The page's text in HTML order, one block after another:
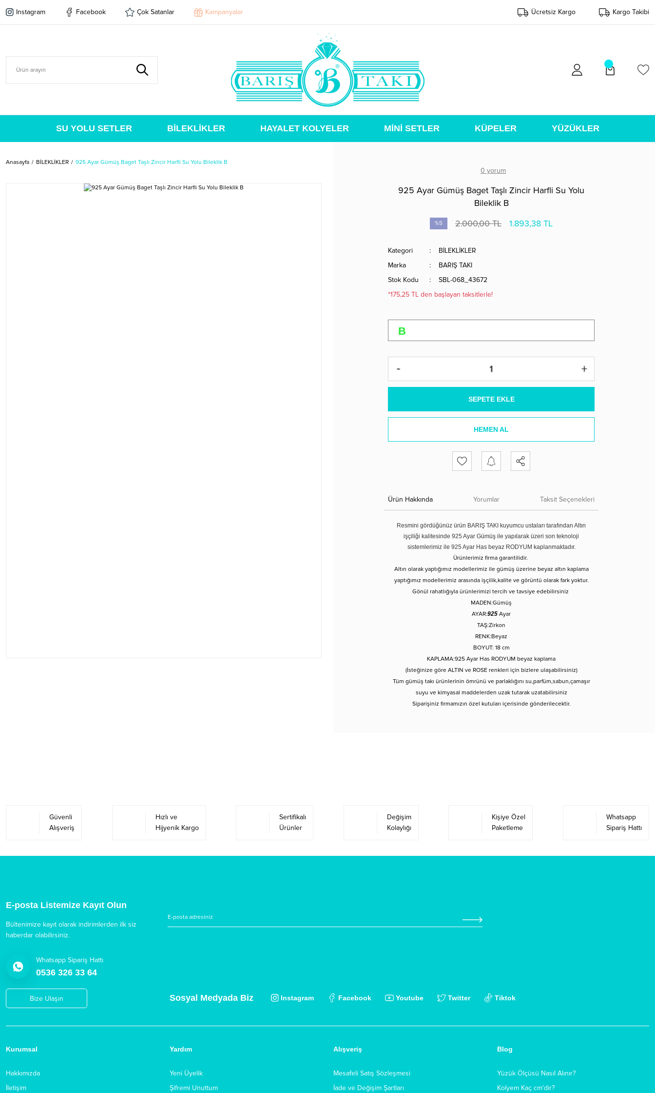
Instagram Facebook Çok Satanlar Kampanyalar Ücretsiz Kargo Kargo Takibi
SU YOLU SETLER BİLEKLİKLER HAYALET KOLYELER MİNİ SETLER KÜPELER YÜZÜKLER
Anasayfa BİLEKLİKLER 925 Ayar Gümüş Baget Taşlı Zincir Harfli Su Yolu Bileklik B
0 yorum
925 Ayar Gümüş Baget Taşlı Zincir Harfli Su Yolu
Bileklik B
%5 2.000,00 TL 1.893,38 TL
Kategori
BİLEKLİKLER
Marka
BARIŞ TAKI
Stok Kodu
SBL-068_43672
*175,25 TL den başlayan taksitlerle!
SEPETE EKLE
HEMEN AL
Ürün Hakkında Yorumlar Taksit Seçenekleri
Resmini gördüğünüz ürün BARIŞ TAKI kuyumcu ustaları tarafından Altın
işçiliği kalitesinde 925 Ayar Gümüş ile yapılarak üzeri son teknoloji
sistemlerimiz ile 925 Ayar Has beyaz RODYUM kaplanmaktadır.
Ürünlerimiz firma garantilidir.
Altın olarak yaptığımız modellerimiz ile gümüş üzerine beyaz altın kaplama
yaptığımız modellerimiz arasında işçilik,kalite ve görüntü olarak fark yoktur.
Gönül rahatlığıyla ürünlerimizi tercih ve tavsiye edebilirsiniz
MADEN:Gümüş
AYAR:925 Ayar
TAŞ:Zirkon
RENK:Beyaz
BOYUT: 18 cm
KAPLAMA:925 Ayar Has RODYUM beyaz kaplama
(İsteğinize göre ALTIN ve ROSE renkleri için bizlere ulaşabilirsiniz)
Tüm gümüş takı ürünlerinin ömrünü ve parlaklığını su,parfüm,sabun,çamaşır
suyu ve kimyasal maddelerden uzak tutarak uzatabilirsiniz
Siparişiniz firmamızın özel kutuları içerisinde gönderilecektir.
Güvenli
Alışveriş
Hızlı ve
Hijyenik Kargo
Sertifikalı
Ürünler
Değişim
Kolaylığı
Kişiye Özel
Paketleme
Whatsapp
Sipariş Hattı
E-posta Listemize Kayıt Olun
Bültenimize kayıt olarak indirimlerden ilk siz
haberdar olabilirsiniz.
Whatsapp Sipariş Hattı
0536 326 33 64
Bize Ulaşın Sosyal Medyada Biz Instagram Facebook Youtube Twitter Tiktok
Kurumsal
Hakkımızda
İletişim
Yardım
Yeni Üyelik
Şifremi Unuttum
Alışveriş
Mesafeli Satış Sözleşmesi
İade ve Değişim Şartları
Blog
Yüzük Ölçüsü Nasıl Alınır?
Kolyem Kaç cm'dir?